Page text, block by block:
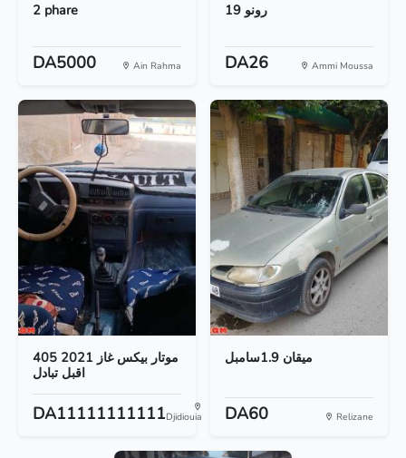
2 phare
DA5000 Ain Rahma
رونو 19
DA26 Ammi Moussa
405 موتار بيكس غاز 2021
اقبل تبادل
DA11111111111Djidiouia
ميقان 1.9سامبل
DA60 Relizane